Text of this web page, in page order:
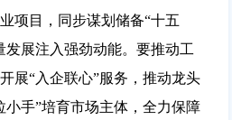
项目，同步谋划储备“十五
发展注入强劲动能。要推动工
展“入企联心”服务，推动龙头
小手”培育市场主体，全力保障